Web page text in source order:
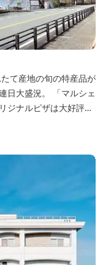
て産地の旬の特産品が
日大盛況。 「マルシェ
ジナルピザは大好評！
がセットになった
『ごかつら池どうぶつ